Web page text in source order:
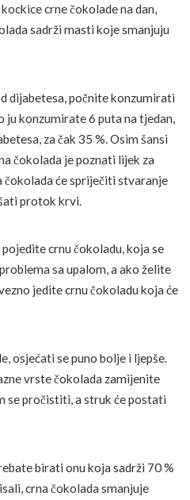
crne čokolade na dan,
sadrži masti koje smanjuju
dijabetesa, počnite konzumirati
ju konzumirate 6 puta na tjedan,
za čak 35 %. Osim šansi
čokolada je poznati lijek za
čokolada će spriječiti stvaranje
protok krvi.
crnu čokoladu, koja se
sa upalom, a ako želite
jedite crnu čokoladu koja će
osjećati se puno bolje i ljepše.
vrste čokolada zamijenite
se pročistiti, a struk će postati
birati onu koja sadrži 70 %
crna čokolada smanjuje